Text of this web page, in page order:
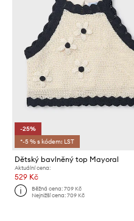
-25%
*-5 % s kódem: LST
Dětský bavlněný top Mayoral
Aktuální cena:
529 Kč
Běžná cena:709 Kč
Nejnižší cena:709 Kč